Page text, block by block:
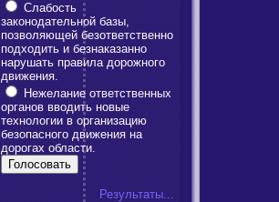
Слабость
законодательной базы,
позволяющей безответственно
подходить и безнаказанно
нарушать правила дорожного
движения.
Нежелание ответственных
органов вводить новые
технологии в организацию
безопасного движения на
дорогах области.
Результаты...